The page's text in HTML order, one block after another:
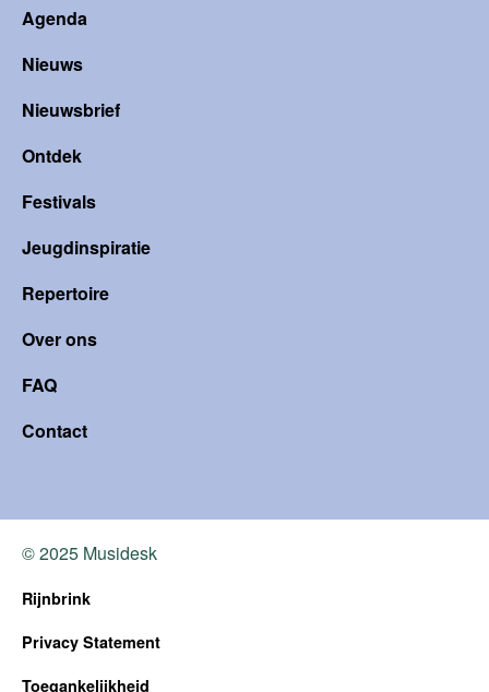
Agenda
Nieuws
Nieuwsbrief
Ontdek
Festivals
Jeugdinspiratie
Repertoire
Over ons
FAQ
Contact
© 2025 Musidesk
Rijnbrink
Privacy Statement
Toegankelijkheid